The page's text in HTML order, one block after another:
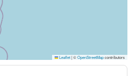
Leaflet|©OpenStreetMapcontributors